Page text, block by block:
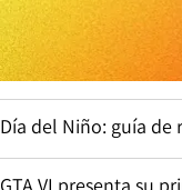
Día del Niño: guía